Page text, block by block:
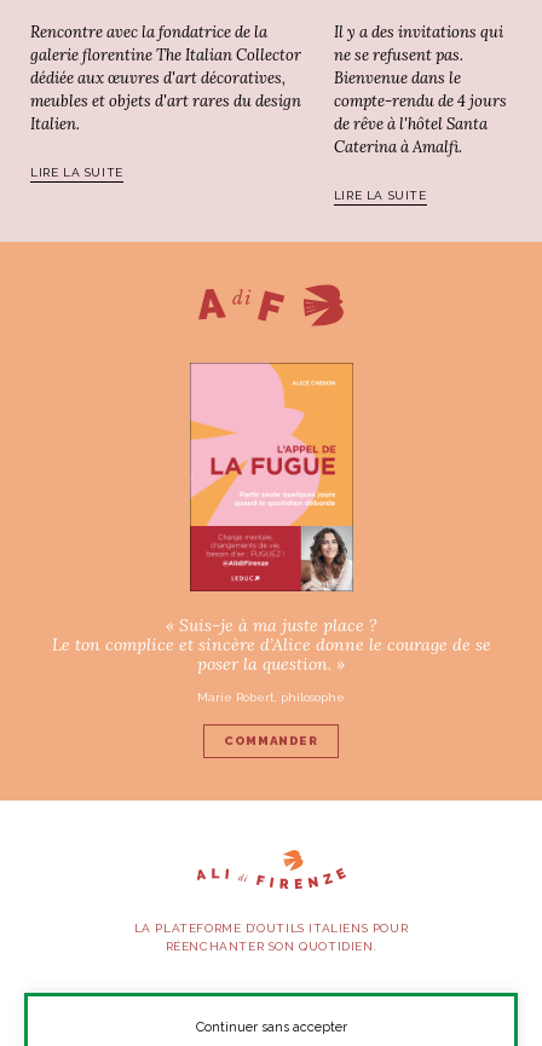
Rencontre avec la fondatrice de la
galerie florentine The Italian Collector
dédiée aux œuvres d'art décoratives,
meubles et objets d'art rares du design
Italien.
LIRE LA SUITE
Il y a des invitations qui
ne se refusent pas.
Bienvenue dans le
compte-rendu de 4 jours
de rêve à l'hôtel Santa
Caterina à Amalfi.
LIRE LA SUITE
« Suis-je à ma juste place ?
Le ton complice et sincère d’Alice donne le courage de se
poser la question. »
Marie Robert, philosophe
COMMANDER
LA PLATEFORME D’OUTILS ITALIENS POUR
RÉENCHANTER SON QUOTIDIEN.
SUIVEZ-NOUS
Continuer sans accepter